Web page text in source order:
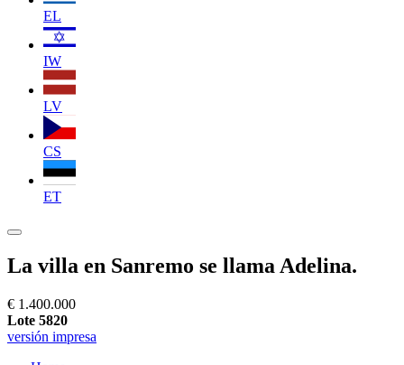
EL
IW
LV
CS
ET
La villa en Sanremo se llama Adelina.
€ 1.400.000
Lote 5820
versión impresa